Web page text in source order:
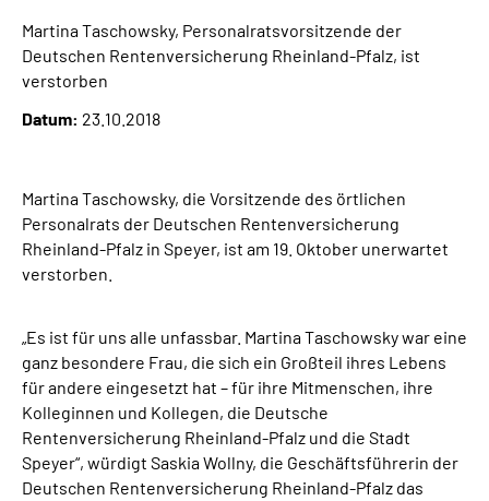
Karriere
Presse
Über uns
Inhalte in Gebärdensprache (DGS)
Suche
Mein Kundenportal
Martina Taschowsky, Personalratsvorsitzende der
Deutschen Rentenversicherung Rheinland-Pfalz, ist
verstorben
Datum: 23.10.2018
Martina Taschowsky, die Vorsitzende des örtlichen
Personalrats der Deutschen Rentenversicherung
Rheinland-Pfalz in Speyer, ist am 19. Oktober unerwartet
verstorben.
„Es ist für uns alle unfassbar. Martina Taschowsky war eine
ganz besondere Frau, die sich ein Großteil ihres Lebens
für andere eingesetzt hat – für ihre Mitmenschen, ihre
Kolleginnen und Kollegen, die Deutsche
Rentenversicherung Rheinland-Pfalz und die Stadt
Speyer“, würdigt Saskia Wollny, die Geschäftsführerin der
Deutschen Rentenversicherung Rheinland-Pfalz das